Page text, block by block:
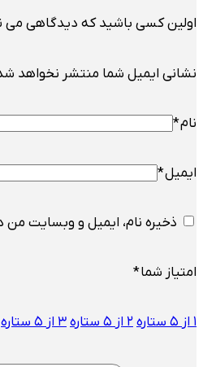
اولین کسی باشید که دیدگاهی می
نشانی ایمیل شما منتشر نخواهد
نام*
ایمیل*
ذخیره نام، ایمیل و وبسایت من
امتیاز شما*
۱ از ۵ ستاره ۲ از ۵ ستاره ۳ از ۵ ستاره